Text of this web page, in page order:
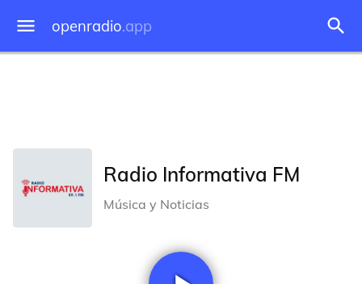
openradio.app
Radio Informativa FM
Música y Noticias